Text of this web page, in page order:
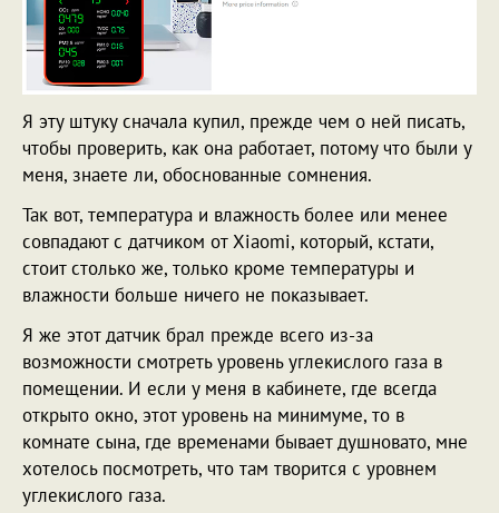
Я эту штуку сначала купил, прежде чем о ней писать,
чтобы проверить, как она работает, потому что были у
меня, знаете ли, обоснованные сомнения.
Так вот, температура и влажность более или менее
совпадают с датчиком от Xiaomi, который, кстати,
стоит столько же, только кроме температуры и
влажности больше ничего не показывает.
Я же этот датчик брал прежде всего из-за
возможности смотреть уровень углекислого газа в
помещении. И если у меня в кабинете, где всегда
открыто окно, этот уровень на минимуме, то в
комнате сына, где временами бывает душновато, мне
хотелось посмотреть, что там творится с уровнем
углекислого газа.